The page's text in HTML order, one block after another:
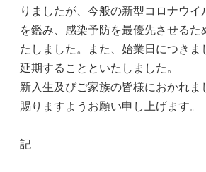
りましたが、今般の新型コロナウイ
を鑑み、感染予防を最優先させるた
たしました。また、始業日につきま
延期することといたしました。
新入生及びご家族の皆様におかれま
賜りますようお願い申し上げます。
記